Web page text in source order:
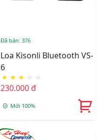
Đã bán: 376
Loa Kisonli Bluetooth VS-
6
★ ★ ★ ☆ ☆
230.000 đ
Mới 100%